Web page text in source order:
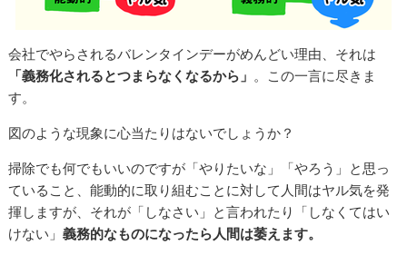
会社でやらされるバレンタインデーがめんどい理由、それは
「義務化されるとつまらなくなるから」 。この一言に尽きま
す。
図のような現象に心当たりはないでしょうか？
掃除でも何でもいいのですが「やりたいな」「やろう」と思っ
ていること、能動的に取り組むことに対して人間はヤル気を発
揮しますが、それが「しなさい」と言われたり「しなくてはい
けない」義務的なものになったら人間は萎えます。